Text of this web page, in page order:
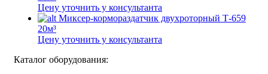
Цену уточнить у консультанта
Миксер-кормораздатчик двухроторный Т-659
20м³
Цену уточнить у консультанта
Каталог оборудования: